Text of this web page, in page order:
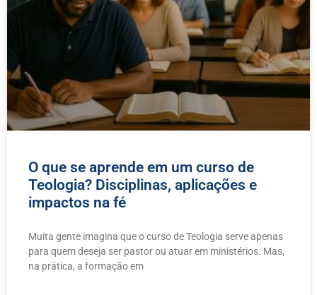
O que se aprende em um curso de
Teologia? Disciplinas, aplicações e
impactos na fé
Muita gente imagina que o curso de Teologia serve apenas
para quem deseja ser pastor ou atuar em ministérios. Mas,
na prática, a formação em